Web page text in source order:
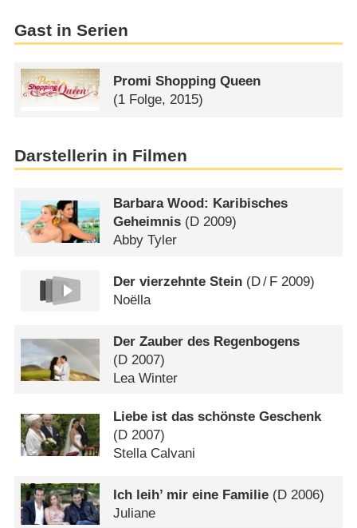
Gast in Serien
Promi Shopping Queen
(1 Folge, 2015)
Darstellerin in Filmen
Barbara Wood: Karibisches
Geheimnis (D 2009)
Abby Tyler
Der vierzehnte Stein (D/ F 2009)
Noëlla
Der Zauber des Regenbogens
(D 2007)
Lea Winter
Liebe ist das schönste Geschenk
(D 2007)
Stella Calvani
Ich leih’ mir eine Familie (D 2006)
Juliane